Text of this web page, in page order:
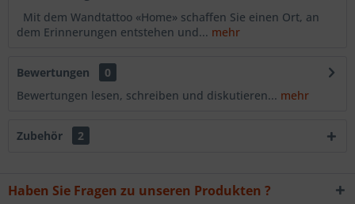
Mit dem Wandtattoo «Home» schaffen Sie einen Ort, an
dem Erinnerungen entstehen und... mehr
Bewertungen
0
Bewertungen lesen, schreiben und diskutieren... mehr
Zubehör 2
Haben Sie Fragen zu unseren Produkten ?